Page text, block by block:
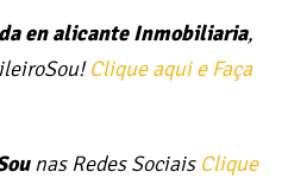
en alicante Inmobiliaria,
Clique aqui e Faça
nas Redes Sociais Clique